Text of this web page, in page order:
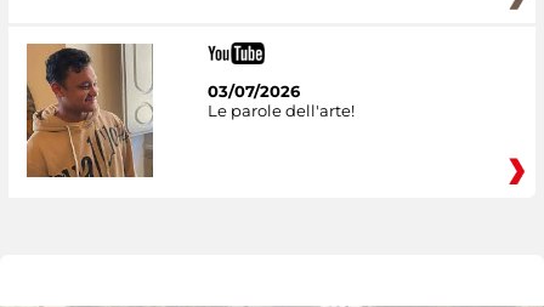
03/07/2026
Le parole dell'arte!